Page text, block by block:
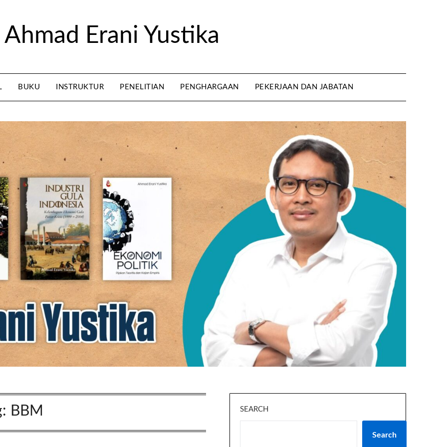
Ahmad Erani Yustika
BUKU INSTRUKTUR PENELITIAN PENGHARGAAN PEKERJAAN DAN JABATAN
BBM SEARCH
Search